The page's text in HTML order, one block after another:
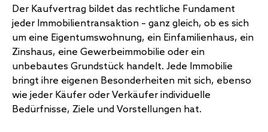
Der Kaufvertrag bildet das rechtliche Fundament
jeder Immobilientransaktion – ganz gleich, ob es sich
um eine Eigentumswohnung, ein Einfamilienhaus, ein
Zinshaus, eine Gewerbeimmobilie oder ein
unbebautes Grundstück handelt. Jede Immobilie
bringt ihre eigenen Besonderheiten mit sich, ebenso
wie jeder Käufer oder Verkäufer individuelle
Bedürfnisse, Ziele und Vorstellungen hat.